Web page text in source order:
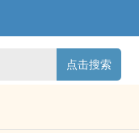
点击搜索